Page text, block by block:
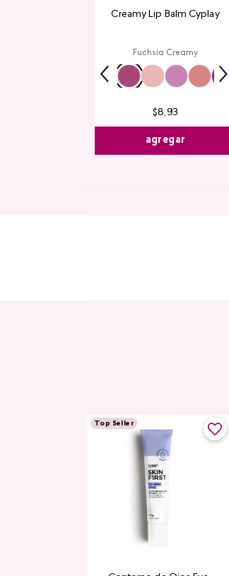
Creamy Lip Balm Cyplay
Fuchsia Creamy
$8,93
agregar
Top Seller